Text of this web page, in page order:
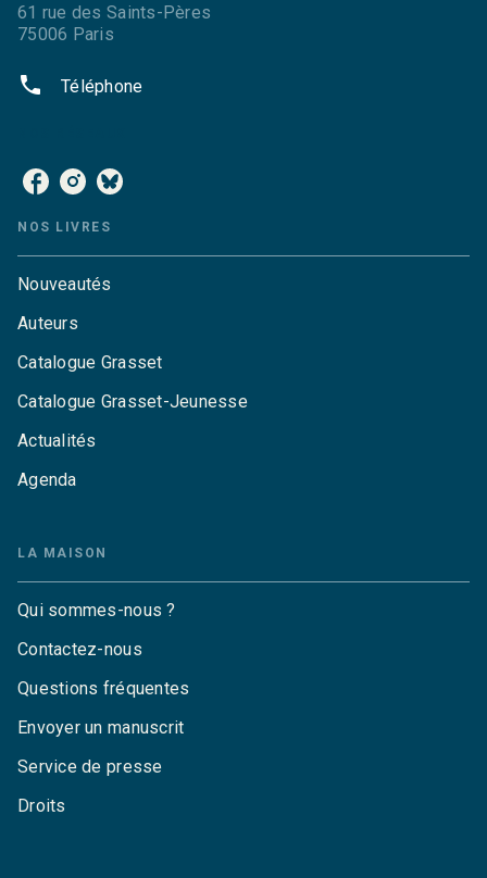
61 rue des Saints-Pères
75006 Paris
phone Téléphone
NOS LIVRES
Nouveautés
Auteurs
Catalogue Grasset
Catalogue Grasset-Jeunesse
Actualités
Agenda
LA MAISON
Qui sommes-nous ?
Contactez-nous
Questions fréquentes
Envoyer un manuscrit
Service de presse
Droits